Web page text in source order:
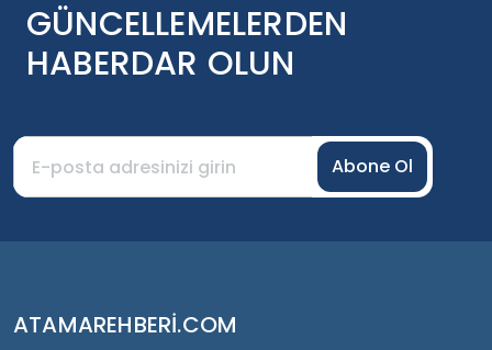
GÜNCELLEMELERDEN
HABERDAR OLUN
Abone Ol
ATAMAREHBERI.COM